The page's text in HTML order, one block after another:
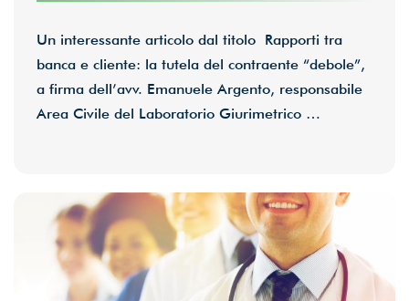
Un interessante articolo dal titolo Rapporti tra
banca e cliente: la tutela del contraente “debole”,
a firma dell’avv. Emanuele Argento, responsabile
Area Civile del Laboratorio Giurimetrico …